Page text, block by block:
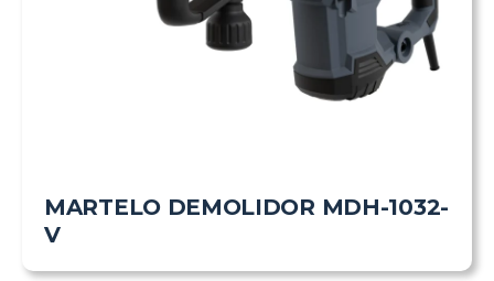
MARTELO DEMOLIDOR MDH-1032-
V